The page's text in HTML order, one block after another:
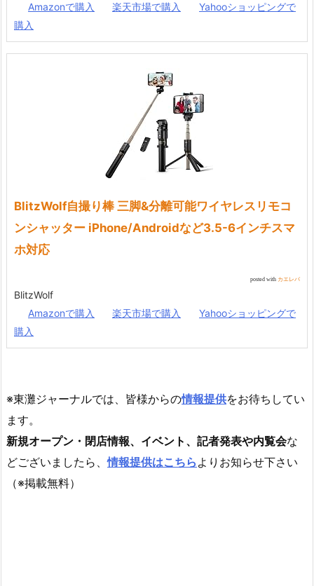
Amazonで購入
楽天市場で購入
Yahooショッピングで
購入
BlitzWolf自撮り棒 三脚&分離可能ワイヤレスリモコ
ンシャッター iPhone/Androidなど3.5-6インチスマ
ホ対応
posted with カエレバ
BlitzWolf
Amazonで購入
楽天市場で購入
Yahooショッピングで
購入
※東灘ジャーナルでは、皆様からの情報提供をお待ちしてい
ます。
新規オープン・閉店情報、イベント、記者発表や内覧会な
どございましたら、情報提供はこちら よりお知らせ下さい
（※掲載無料）